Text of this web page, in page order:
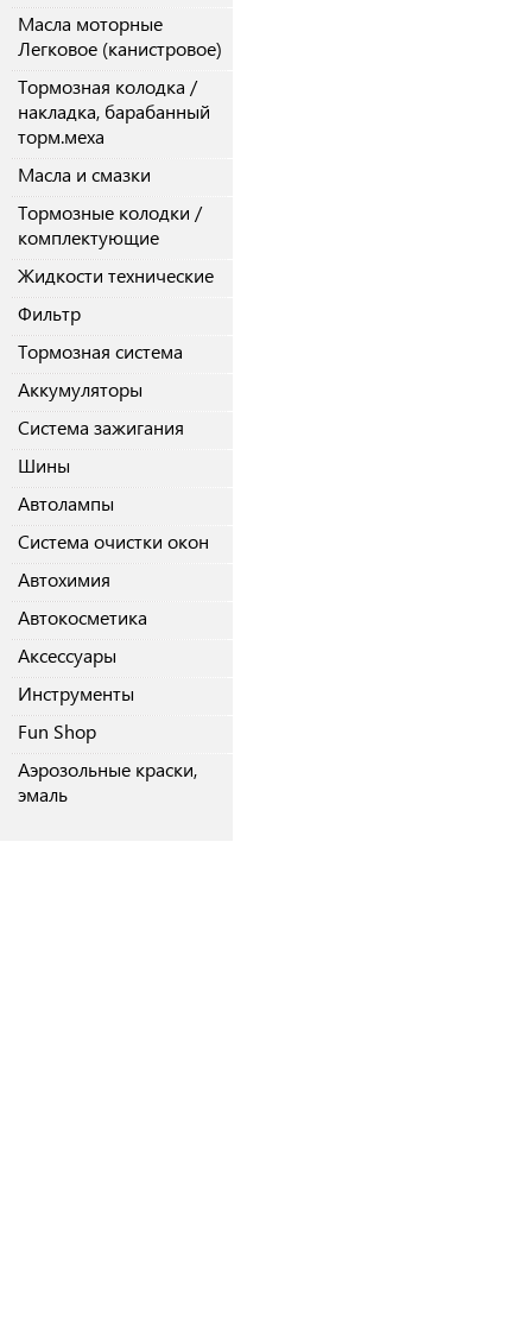
Масла моторные
Легковое (канистровое)
Тормозная колодка /
накладка, барабанный
торм.меха
Масла и смазки
Тормозные колодки /
комплектующие
Жидкости технические
Фильтр
Тормозная система
Аккумуляторы
Система зажигания
Шины
Автолампы
Система очистки окон
Автохимия
Автокосметика
Аксессуары
Инструменты
Fun Shop
Аэрозольные краски,
эмаль